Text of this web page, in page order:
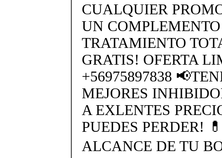
CUALQUIER
UN
TRATAMIENTO
GRATIS! OFERTA
+56975897838
MEJORES
A EXLENTES
PUEDES PERDER!
ALCANCE DE TU